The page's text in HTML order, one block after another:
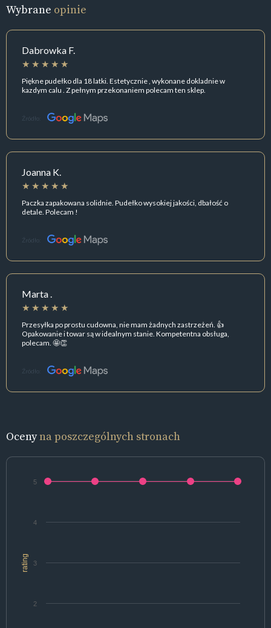
Wybrane opinie
Dabrowka F.
Piękne pudełko dla 18 latki. Estetycznie , wykonane dokladnie w
kazdym calu . Z pełnym przekonaniem polecam ten sklep.
Źródło:
Joanna K.
Paczka zapakowana solidnie. Pudełko wysokiej jakości, dbałość o
detale. Polecam !
Źródło:
Marta .
Przesyłka po prostu cudowna, nie mam żadnych zastrzeżeń. 👍️
Opakowanie i towar są w idealnym stanie. Kompetentna obsługa,
polecam. 🤩👏
Źródło:
Ocenyna poszczególnych stronach
rating
2
3
4
5